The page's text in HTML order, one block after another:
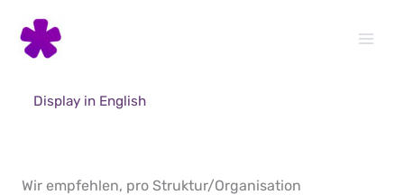
content
Display in English
Wir empfehlen, pro Struktur/Organisation